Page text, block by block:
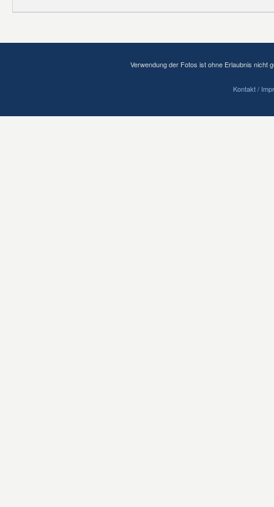
Verwendung der Fotos ist ohne Erlaubnis nicht
Kontakt /